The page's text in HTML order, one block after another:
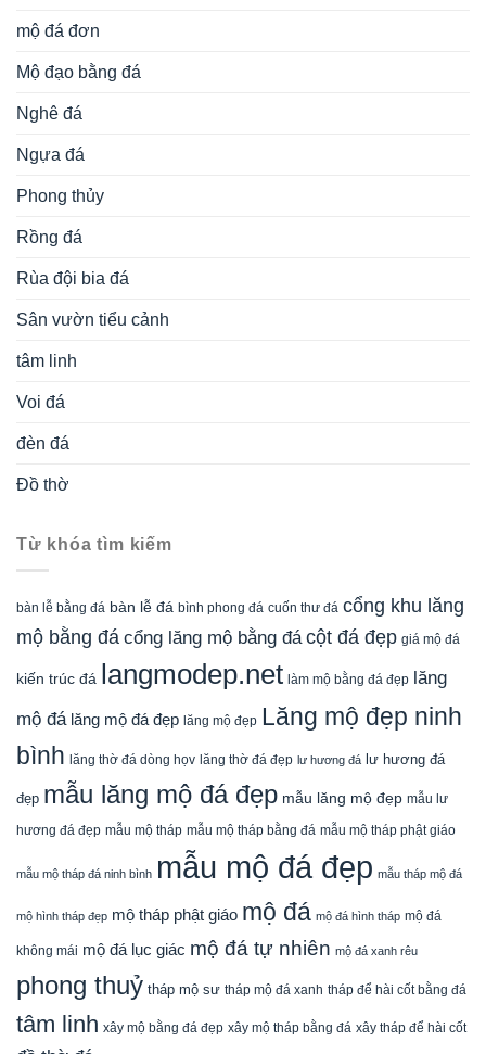
mộ đá đơn
Mộ đạo bằng đá
Nghê đá
Ngựa đá
Phong thủy
Rồng đá
Rùa đội bia đá
Sân vườn tiểu cảnh
tâm linh
Voi đá
đèn đá
Đồ thờ
Từ khóa tìm kiếm
bàn lễ bằng đá bàn lễ đá bình phong đá cuốn thư đá cổng khu lăng
mộ bằng đá cổng lăng mộ bằng đá cột đá đẹp giá mộ đá
kiến trúc đá langmodep.net làm mộ bằng đá đẹp lăng
mộ đá lăng mộ đá đẹp lăng mộ đẹp Lăng mộ đẹp ninh
bình lăng thờ đá dòng họv lăng thờ đá đẹp lư hương đá lư hương đá
đẹp mẫu lăng mộ đá đẹp mẫu lăng mộ đẹp mẫu lư
hương đá đẹp mẫu mộ tháp mẫu mộ tháp bằng đá mẫu mộ tháp phật giáo
mẫu mộ tháp đá ninh bình mẫu mộ đá đẹp mẫu tháp mộ đá
mộ hình tháp đẹp mộ tháp phật giáo mộ đá mộ đá hình tháp mộ đá
không mái mộ đá lục giác mộ đá tự nhiên mộ đá xanh rêu
phong thuỷ tháp mộ sư tháp mộ đá xanh tháp để hài cốt bằng đá
tâm linh xây mộ bằng đá đẹp xây mộ tháp bằng đá xây tháp để hài cốt